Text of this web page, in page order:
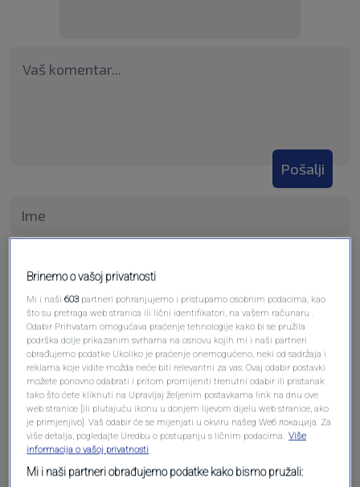
Pošalji
Pošalji komentar
Oglas
Brinemo o vašoj privatnosti
Mi i naši603 partneri pohranjujemo i pristupamo osobnim podacima, kao
što su pretraga web stranica ili lični identifikatori, na vašem računaru .
Odabir Prihvatam omogućava praćenje tehnologije kako bi se pružila
podrška dolje prikazanim svrhama na osnovu kojih mi i naši partneri
obrađujemo podatke Ukoliko je praćenje onemogućeno, neki od sadržaja i
reklama koje vidite možda neće biti relevantni za vas. Ovaj odabir postavki
možete ponovno odabrati i pritom promijeniti trenutni odabir ili pristanak
tako što ćete kliknuti na Upravljaj željenim postavkama link na dnu ove
web stranice [ili plutajuću ikonu u donjem lijevom dijelu web stranice, ako
je primjenjivo]. Vaš odabir će se mijenjati u okviru našeg Wеб локација. Za
više detalja, pogledajte Uredbu o postupanju s ličnim podacima. Više
informacija o vašoj privatnosti
Mi i naši partneri obrađujemo podatke kako bismo pružali: